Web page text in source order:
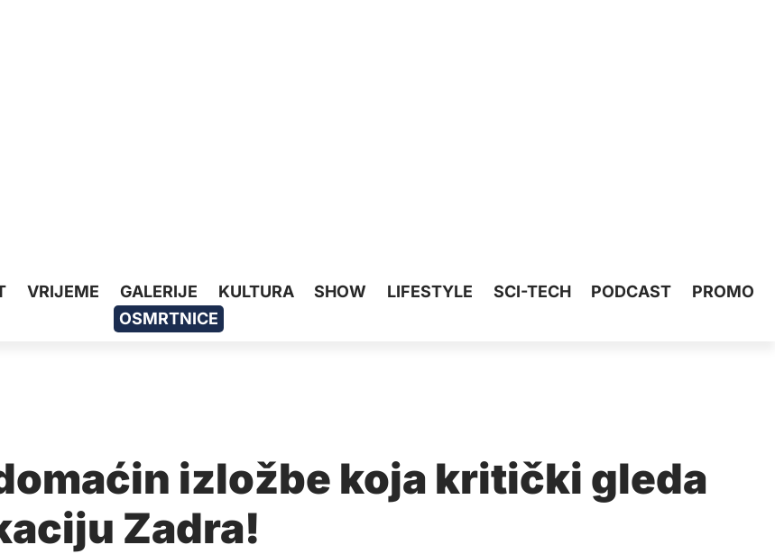
VRIJEME GALERIJE KULTURA SHOW LIFESTYLE SCI-TECH PODCAST
PROMO
OSMRTNICE
izložbe koja kritički gleda
Zadra!